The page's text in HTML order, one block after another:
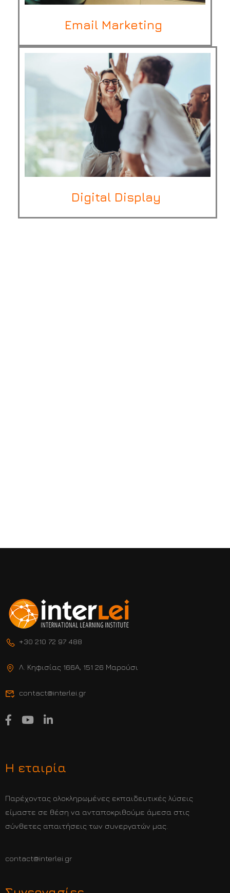
Email Marketing
Digital Display
+30 210 72 97 488
Λ. Κηφισίας 166Α, 151 26 Μαρούσι
contact@interlei.gr
Η εταιρία
Παρέχοντας ολοκληρωμένες εκπαιδευτικές λύσεις
είμαστε σε θέση να ανταποκριθούμε άμεσα στις
σύνθετες απαιτήσεις των συνεργατών μας.
contact@interlei.gr